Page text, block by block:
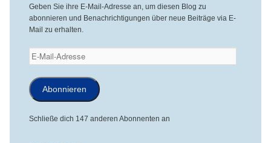
Geben Sie ihre E-Mail-Adresse an, um diesen Blog zu
abonnieren und Benachrichtigungen über neue Beiträge via E-
Mail zu erhalten.
E-
Mail-
Adresse
Abonnieren
Schließe dich 147 anderen Abonnenten an